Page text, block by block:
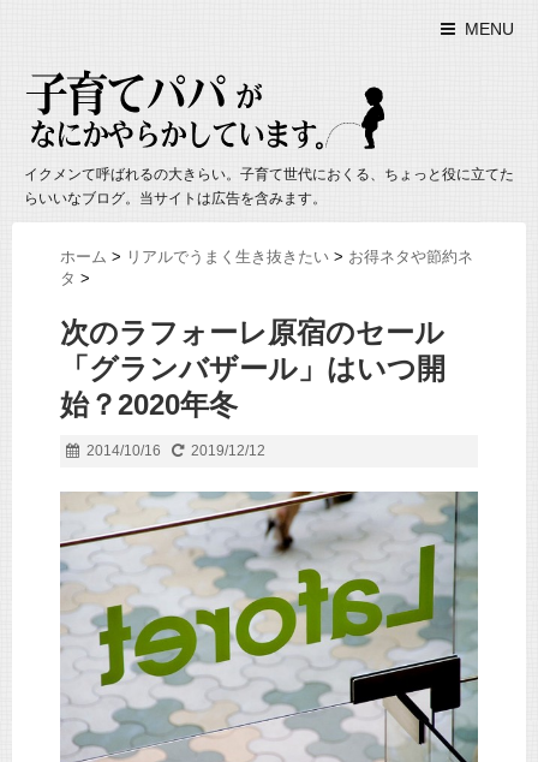
MENU
イクメンて呼ばれるの大きらい。子育て世代におくる、ちょっと役に立てた
らいいなブログ。当サイトは広告を含みます。
ホーム > リアルでうまく生き抜きたい > お得ネタや節約ネ
タ >
次のラフォーレ原宿のセール
「グランバザール」はいつ開
始？2020年冬
2014/10/16 2019/12/12